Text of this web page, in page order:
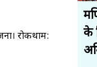
रोकथाम:
के